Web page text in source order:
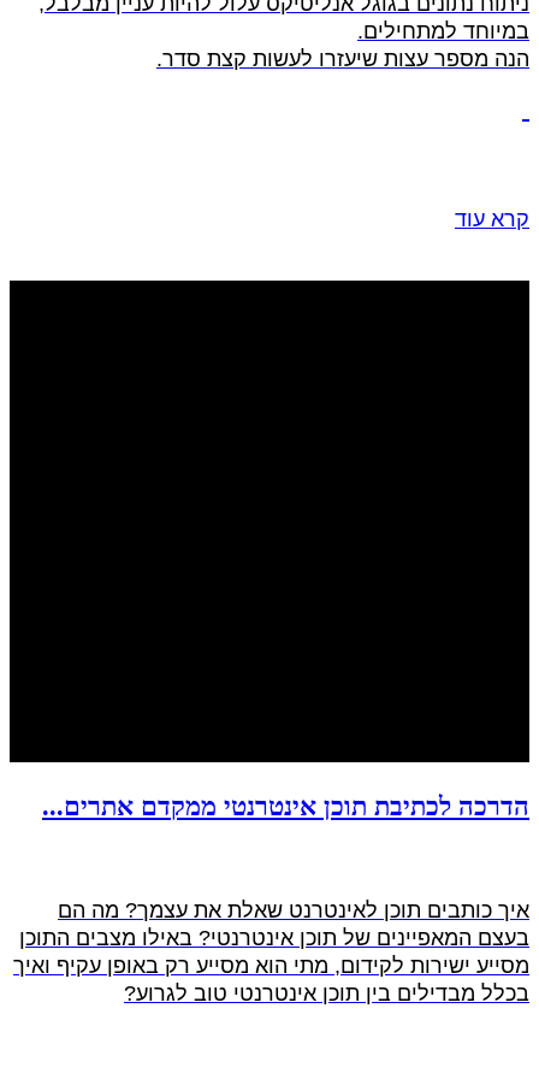
במיוחד למתחילים.
הנה מספר עצות שיעזרו לעשות קצת סדר.
קרא עוד
הדרכה לכתיבת תוכן אינטרנטי ממקדם אתרים...
איך כותבים תוכן לאינטרנט שאלת את עצמך? מה הם
בעצם המאפיינים של תוכן אינטרנטי? באילו מצבים התוכן
מסייע ישירות לקידום, מתי הוא מסייע רק באופן עקיף ואיך
בכלל מבדילים בין תוכן אינטרנטי טוב לגרוע?